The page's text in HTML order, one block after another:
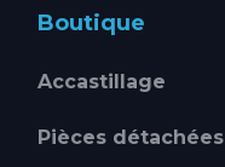
Boutique
Accastillage
Pièces détachées